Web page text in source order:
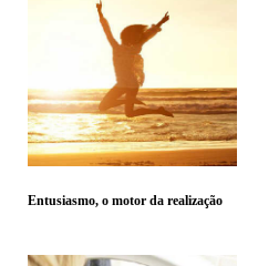
Entusiasmo, o motor da realização